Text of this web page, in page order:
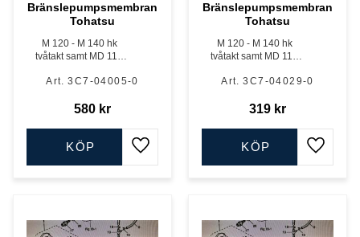
Bränslepumpsmembran
Tohatsu
M 120 - M 140 hk
tvåtakt samt MD 115
3C7-04005-0
580 kr
Lägg till i favoriter
KÖP
Bränslepumpsmembran
Tohatsu
M 120 - M 140 hk
tvåtakt samt MD 115
3C7-04029-0
319 kr
Lägg
KÖP